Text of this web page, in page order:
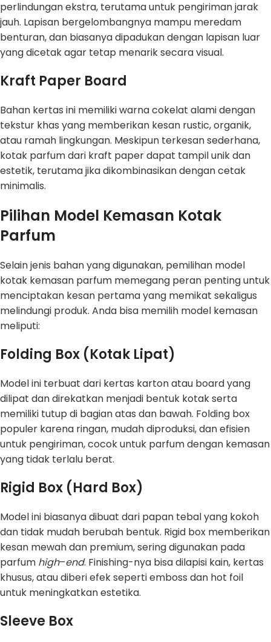
perlindungan ekstra, terutama untuk pengiriman jarak
jauh. Lapisan bergelombangnya mampu meredam
benturan, dan biasanya dipadukan dengan lapisan luar
yang dicetak agar tetap menarik secara visual.
Kraft Paper Board
Bahan kertas ini memiliki warna cokelat alami dengan
tekstur khas yang memberikan kesan rustic, organik,
atau ramah lingkungan. Meskipun terkesan sederhana,
kotak parfum dari kraft paper dapat tampil unik dan
estetik, terutama jika dikombinasikan dengan cetak
minimalis.
Pilihan Model Kemasan Kotak
Parfum
Selain jenis bahan yang digunakan, pemilihan model
kotak kemasan parfum memegang peran penting untuk
menciptakan kesan pertama yang memikat sekaligus
melindungi produk. Anda bisa memilih model kemasan
meliputi:
Folding Box (Kotak Lipat)
Model ini terbuat dari kertas karton atau board yang
dilipat dan direkatkan menjadi bentuk kotak serta
memiliki tutup di bagian atas dan bawah. Folding box
populer karena ringan, mudah diproduksi, dan efisien
untuk pengiriman, cocok untuk parfum dengan kemasan
yang tidak terlalu berat.
Rigid Box (Hard Box)
Model ini biasanya dibuat dari papan tebal yang kokoh
dan tidak mudah berubah bentuk. Rigid box memberikan
kesan mewah dan premium, sering digunakan pada
parfum high–end. Finishing-nya bisa dilapisi kain, kertas
khusus, atau diberi efek seperti emboss dan hot foil
untuk meningkatkan estetika.
Sleeve Box